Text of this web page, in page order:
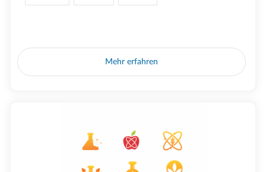
Mehr erfahren